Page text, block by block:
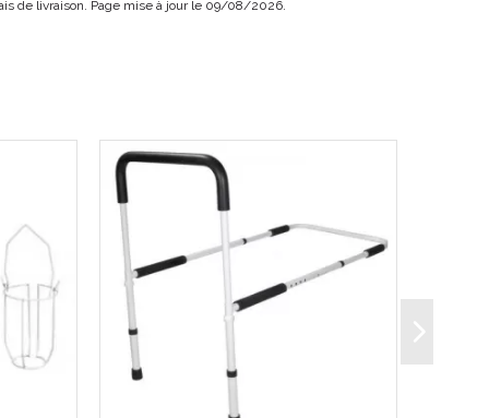
de livraison. Page mise à jour le 09/08/2026.